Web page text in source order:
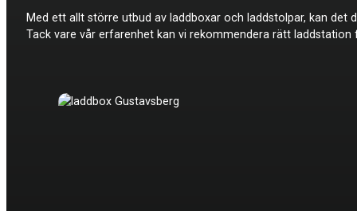
Med ett allt större utbud av laddboxar och laddstolpar, kan det
Tack vare vår erfarenhet kan vi rekommendera rätt